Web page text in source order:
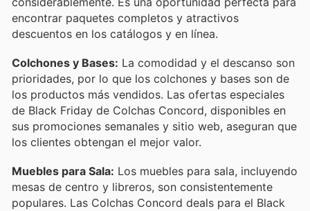
encontrar paquetes completos y atractivos
descuentos en los catálogos y en línea.
Colchones y Bases: La comodidad y el descanso son
prioridades, por lo que los colchones y bases son de
los productos más vendidos. Las ofertas especiales
de Black Friday de Colchas Concord, disponibles en
sus promociones semanales y sitio web, aseguran que
los clientes obtengan el mejor valor.
Muebles para Sala: Los muebles para sala, incluyendo
mesas de centro y libreros, son consistentemente
populares. Las Colchas Concord deals para el Black